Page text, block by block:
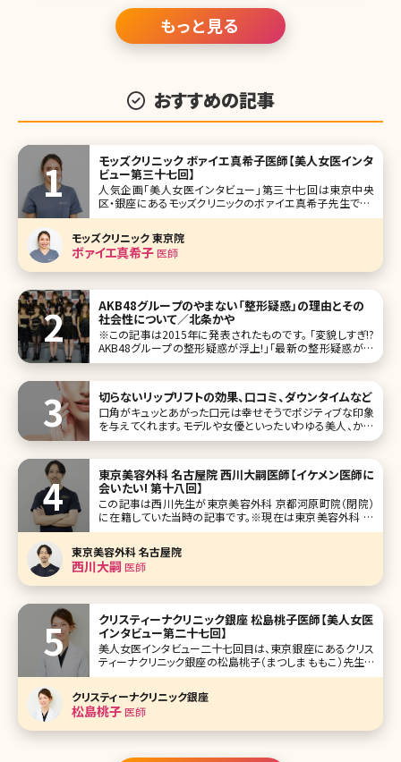
もっと見る
おすすめの記事
モッズクリニック ボァイエ真希子医師【美人女医インタ
ビュー第三十七回】
人気企画「美人女医インタビュー」第三十七回は東京中央
区・銀座にあるモッズクリニックのボァイエ真希子先生です。
自ら脂肪吸引・脂肪注入豊胸手術等、多くの美容外科手術を
受けた経験からのカウンセリングは説得力があり、女性の気
持ちに寄り添います。 脂肪吸引をはじめ、痩身、豊胸の外科
治療の良さを世間に広め
モッズクリニック 東京院
ボァイエ真希子医師
AKB48グループのやまない「整形疑惑」の理由とその
社会性について／北条かや
※この記事は2015年に発表されたものです。 「変貌しすぎ!?
AKB48グループの整形疑惑が浮上!」「最新の整形疑惑があ
るメンバー一覧
切らないリップリフトの効果、口コミ、ダウンタイムなど
口角がキュッとあがった口元は幸せそうでポジティブな印象
を与えてくれます。モデルや女優といったいわゆる美人、かわ
いいと言われる女性たちも皆、口角があがっている人ばか
東京美容外科 名古屋院 西川大嗣医師【イケメン医師に
会いたい! 第十八回】
この記事は西川先生が東京美容外科 京都河原町院（閉院）
に在籍していた当時の記事です。※現在は東京美容外科 名
古屋院院長。 人気企画「イケメン医師に会いたい!」第十八回
は、京都河原町駅からすぐの東京美容外科 京都河原町院で
院長を務める西川大嗣（にしかわ ひろし）先生です。 話せば
話すほど、
東京美容外科 名古屋院
西川大嗣 医師
クリスティーナクリニック銀座 松島桃子医師【美人女医
インタビュー第二十七回】
美人女医インタビュー二十七回目は、東京銀座にあるクリス
ティーナクリニック銀座の松島桃子（まつしま ももこ）先生で
す。 2018年6月オープンのクリニックの院長に就任された松
島先生は、元々は総合病院で麻酔を担当されていました。あ
るとき、ご自身も美容医療を経験したことがきっかけで、その
虜になり、麻酔科
クリスティーナクリニック銀座
松島桃子医師